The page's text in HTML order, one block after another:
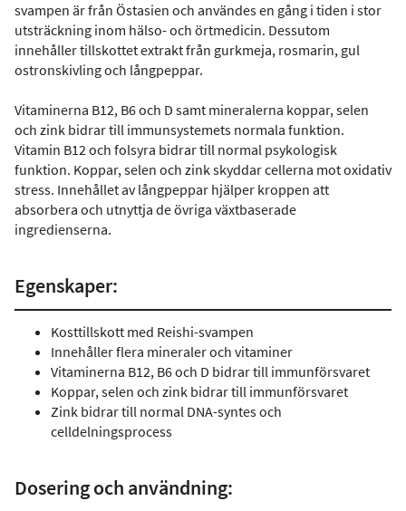
svampen är från Östasien och användes en gång i tiden i stor
utsträckning inom hälso- och örtmedicin. Dessutom
innehåller tillskottet extrakt från gurkmeja, rosmarin, gul
ostronskivling och långpeppar.
Vitaminerna B12, B6 och D samt mineralerna koppar, selen
och zink bidrar till immunsystemets normala funktion.
Vitamin B12 och folsyra bidrar till normal psykologisk
funktion. Koppar, selen och zink skyddar cellerna mot oxidativ
stress. Innehållet av långpeppar hjälper kroppen att
absorbera och utnyttja de övriga växtbaserade
ingredienserna.
Egenskaper:
Kosttillskott med Reishi-svampen
Innehåller flera mineraler och vitaminer
Vitaminerna B12, B6 och D bidrar till immunförsvaret
Koppar, selen och zink bidrar till immunförsvaret
Zink bidrar till normal DNA-syntes och
celldelningsprocess
Dosering och användning: